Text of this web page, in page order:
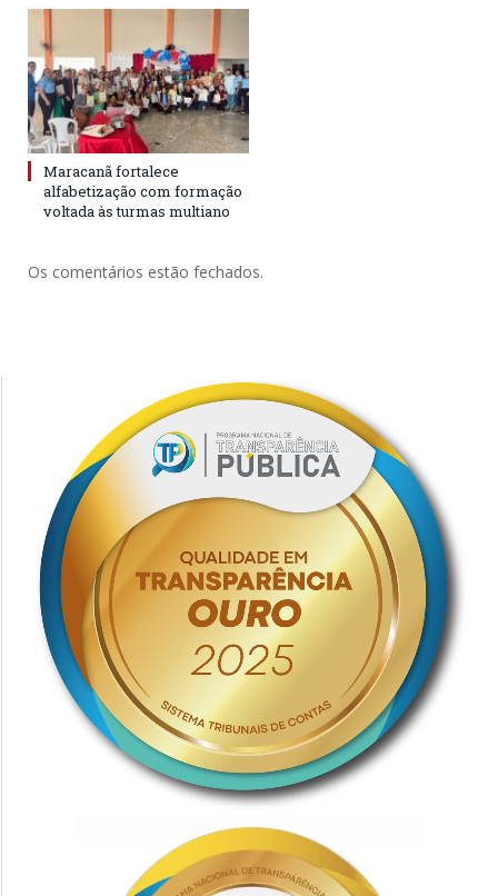
Maracanã fortalece
alfabetização com formação
voltada às turmas multiano
Os comentários estão fechados.